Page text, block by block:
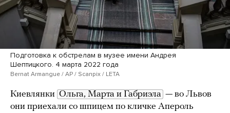
Подготовка к обстрелам в музее имени Андрея
Шептицкого. 4 марта 2022 года
Bernat Armangue / AP / Scanpix / LETA
Киевлянки Ольга, Марта и Габриэла — во Львов
они приехали со шпицем по кличке Апероль